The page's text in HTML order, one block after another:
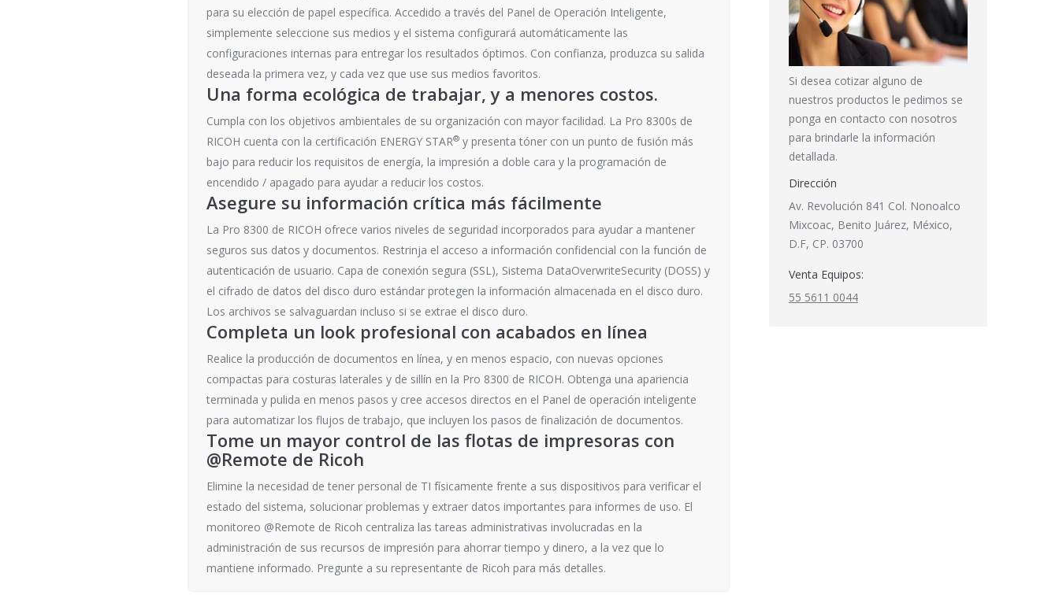
para su elección de papel específica. Accedido a través del Panel de Operación Inteligente,
simplemente seleccione sus medios y el sistema configurará automáticamente las
configuraciones internas para entregar los resultados óptimos. Con confianza, produzca su salida
deseada la primera vez, y cada vez que use sus medios favoritos.
Una forma ecológica de trabajar, y a menores costos.
Cumpla con los objetivos ambientales de su organización con mayor facilidad. La Pro 8300s de
RICOH cuenta con la certificación ENERGY STAR® y presenta tóner con un punto de fusión más
bajo para reducir los requisitos de energía, la impresión a doble cara y la programación de
encendido / apagado para ayudar a reducir los costos.
Asegure su información crítica más fácilmente
La Pro 8300 de RICOH ofrece varios niveles de seguridad incorporados para ayudar a mantener
seguros sus datos y documentos. Restrinja el acceso a información confidencial con la función de
autenticación de usuario. Capa de conexión segura (SSL), Sistema DataOverwriteSecurity (DOSS) y
el cifrado de datos del disco duro estándar protegen la información almacenada en el disco duro.
Los archivos se salvaguardan incluso si se extrae el disco duro.
Completa un look profesional con acabados en línea
Realice la producción de documentos en línea, y en menos espacio, con nuevas opciones
compactas para costuras laterales y de sillín en la Pro 8300 de RICOH. Obtenga una apariencia
terminada y pulida en menos pasos y cree accesos directos en el Panel de operación inteligente
para automatizar los flujos de trabajo, que incluyen los pasos de finalización de documentos.
Tome un mayor control de las flotas de impresoras con
@Remote de Ricoh
Elimine la necesidad de tener personal de TI físicamente frente a sus dispositivos para verificar el
estado del sistema, solucionar problemas y extraer datos importantes para informes de uso. El
monitoreo @Remote de Ricoh centraliza las tareas administrativas involucradas en la
administración de sus recursos de impresión para ahorrar tiempo y dinero, a la vez que lo
mantiene informado. Pregunte a su representante de Ricoh para más detalles.
Si desea cotizar alguno de
nuestros productos le pedimos se
ponga en contacto con nosotros
para brindarle la información
detallada.
Dirección
Av. Revolución 841 Col. Nonoalco
Mixcoac, Benito Juárez, México,
D.F, CP. 03700
Venta Equipos:
55 5611 0044